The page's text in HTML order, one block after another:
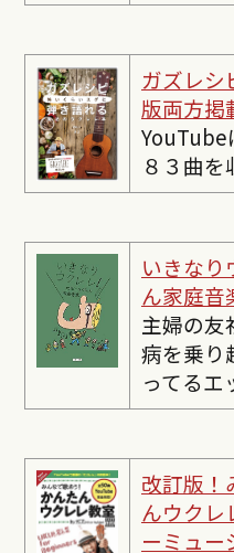
ガズレシ
版両方掲
YouTube
８３曲を
いきなり
ん家庭音
主婦の友
病を乗り
ってるエ
改訂版！
んウクレ
ーミュー